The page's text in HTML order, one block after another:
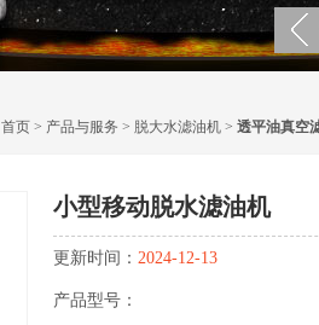
首页 > 产品与服务 > 脱大水滤油机 > 透平油真空
小型移动脱水滤油机
更新时间： 2024-12-13
产品型号：